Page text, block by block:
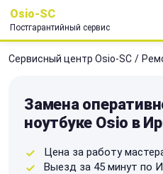
Osio-SC
Постгарантийный сервис
Сервисный центр Osio-SC /
Замена
ноутбуке Osio в
Цена за работу
Выезд за 45 минут по